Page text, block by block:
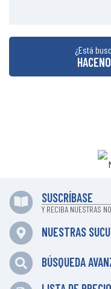
¿Está
SUSCRÍBASE
Y RECIBA NUESTRAS
NUESTRAS
BÚSQUEDA